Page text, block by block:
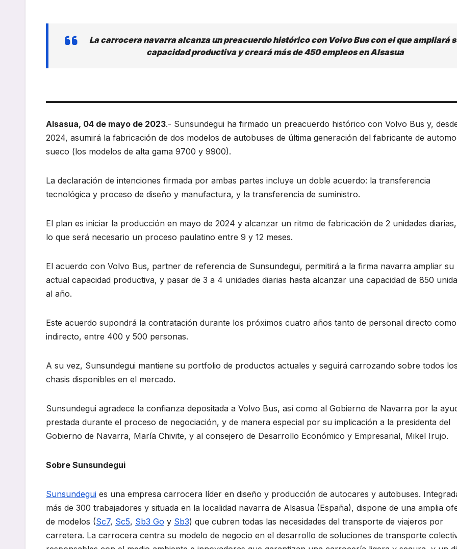
La carrocera navarra alcanza un preacuerdo histórico con Volvo Bus con el que ampliará
capacidad productiva y creará más de 450 empleos en Alsasua
Alsasua, 04 de mayo de 2023.- Sunsundegui ha firmado un preacuerdo histórico con Volvo Bus y,
2024, asumirá la fabricación de dos modelos de autobuses de última generación del fabricante de
sueco (los modelos de alta gama 9700 y 9900).
La declaración de intenciones firmada por ambas partes incluye un doble acuerdo: la transferencia
tecnológica y proceso de diseño y manufactura, y la transferencia de suministro.
El plan es iniciar la producción en mayo de 2024 y alcanzar un ritmo de fabricación de 2 unidades
lo que será necesario un proceso paulatino entre 9 y 12 meses.
El acuerdo con Volvo Bus, partner de referencia de Sunsundegui, permitirá a la firma navarra ampliar su
actual capacidad productiva, y pasar de 3 a 4 unidades diarias hasta alcanzar una capacidad de 850
al año.
Este acuerdo supondrá la contratación durante los próximos cuatro años tanto de personal directo como
indirecto, entre 400 y 500 personas.
A su vez, Sunsundegui mantiene su portfolio de productos actuales y seguirá carrozando sobre todos los
chasis disponibles en el mercado.
Sunsundegui agradece la confianza depositada a Volvo Bus, así como al Gobierno de Navarra por la
prestada durante el proceso de negociación, y de manera especial por su implicación a la presidenta del
Gobierno de Navarra, María Chivite, y al consejero de Desarrollo Económico y Empresarial, Mikel Irujo.
Sobre Sunsundegui
Sunsundegui es una empresa carrocera líder en diseño y producción de autocares y autobuses.
más de 300 trabajadores y situada en la localidad navarra de Alsasua (España), dispone de una amplia
de modelos (Sc7, Sc5, Sb3 Go y Sb3) que cubren todas las necesidades del transporte de viajeros por
carretera. La carrocera centra su modelo de negocio en el desarrollo de soluciones de transporte